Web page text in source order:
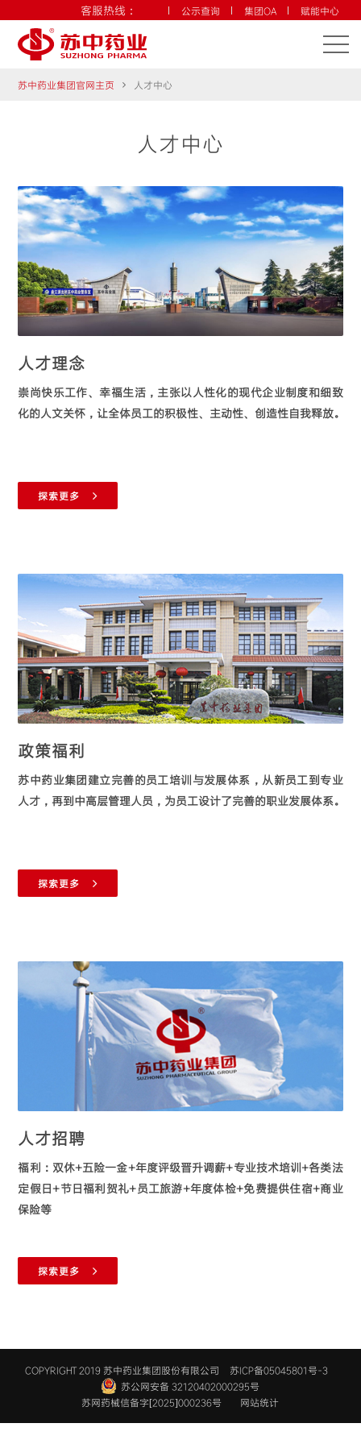
客服热线： 公示查询 集团OA
赋能中心
苏中药业集团官网主页 人才中心
人才中心
人才理念
崇尚快乐工作、幸福生活，主张以人性化的现代企业制度和细致
化的人文关怀，让全体员工的积极性、主动性、创造性自我释放。
探索更多
政策福利
苏中药业集团建立完善的员工培训与发展体系，从新员工到专业
人才，再到中高层管理人员，为员工设计了完善的职业发展体系。
探索更多
人才招聘
福利：双休+五险一金+年度评级晋升调薪+专业技术培训+各类法
定假日+节日福利贺礼+员工旅游+年度体检+免费提供住宿+商业
保险等
探索更多
COPYRIGHT 2019 苏中药业集团股份有限公司
苏ICP备05045801号-3
苏公网安备 32120402000295号
苏网药械信备字[2025]000236号
网站统计